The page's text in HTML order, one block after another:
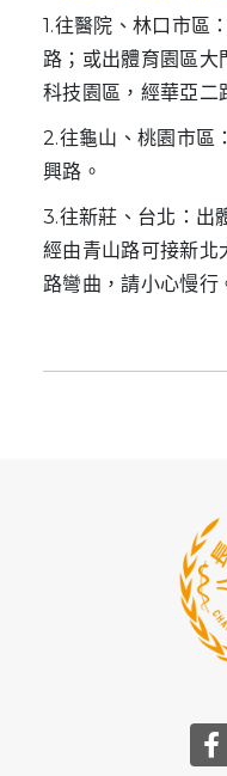
1.往醫院、林口市區
路；或出體育園區大
科技園區，經華亞二
2.往龜山、桃園市區
興路。
3.往新莊、台北：出
經由青山路可接新
路彎曲，請小心慢行